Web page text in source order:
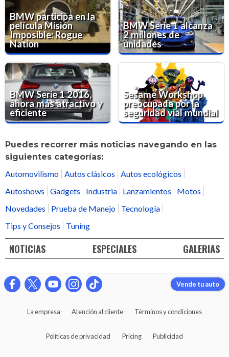
BMW participa en la
película Misión
Imposible: Rogue
Nation
BMW Serie 1 alcanza
2 millones de
unidades
BMW Serie 1 2016,
ahora más atractivo y
eficiente
Sesame Workshop
preocupada por la
seguridad vial mundial
Puedes recorrer más noticias navegando en las
siguientes categorías:
Automovilismo Autos clásicos
Autos ecológicos
Autoshows
Gadgets Industria Lanzamientos
Motos
Novedades
Prueba de Manejo
Tecnología
Tips y Consejos
Tuning
NOTICIAS ESPECIALES GALERIAS
Vende tu auto
La empresa Atención al cliente Términos y condiciones
Políticas de privacidad Pricing Publicidad